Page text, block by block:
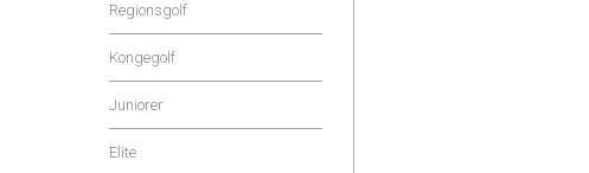
Regionsgolf
Kongegolf
Juniorer
Elite